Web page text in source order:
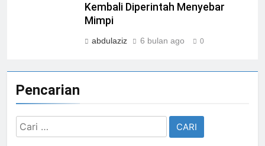
Kembali Diperintah Menyebar
Mimpi
abdulaziz 6 bulan ago 0
Pencarian
Cari
untuk: